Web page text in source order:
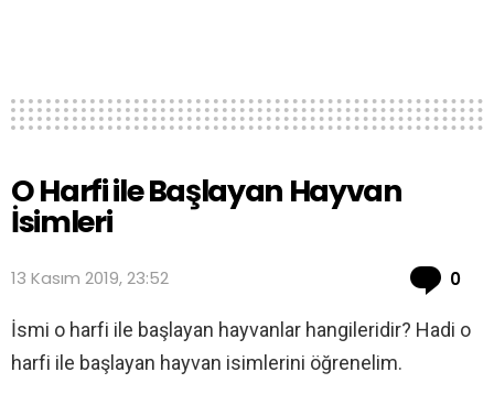
O Harfi ile Başlayan Hayvan
İsimleri
13 Kasım 2019, 23:52 0
İsmi o harfi ile başlayan hayvanlar hangileridir? Hadi o
harfi ile başlayan hayvan isimlerini öğrenelim.